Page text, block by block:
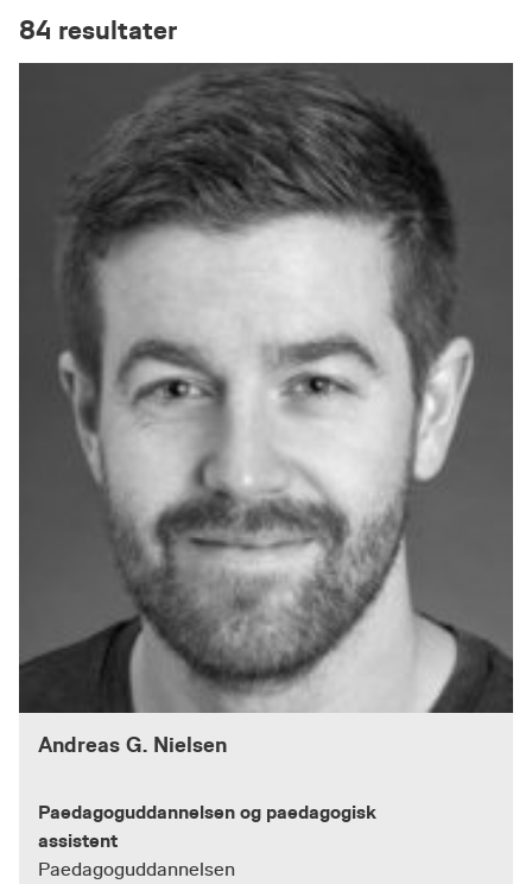
84 resultater
Andreas G. Nielsen
Paedagoguddannelsen og paedagogisk
assistent
Paedagoguddannelsen